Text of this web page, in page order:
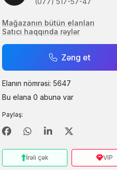
Mağazanın bütün elanları
Satıcı haqqında rəylər
Zəng et
Elanın nömrəsi: 5647
Bu elana 0 abunə var
Paylaş:
İrəli çək VIP